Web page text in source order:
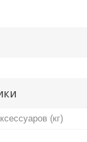
(кг)